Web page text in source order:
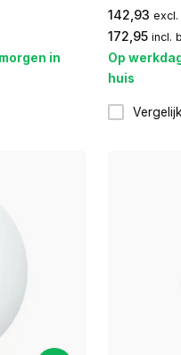
in
142,93
172,95 incl.
Op
huis
Vergelijk